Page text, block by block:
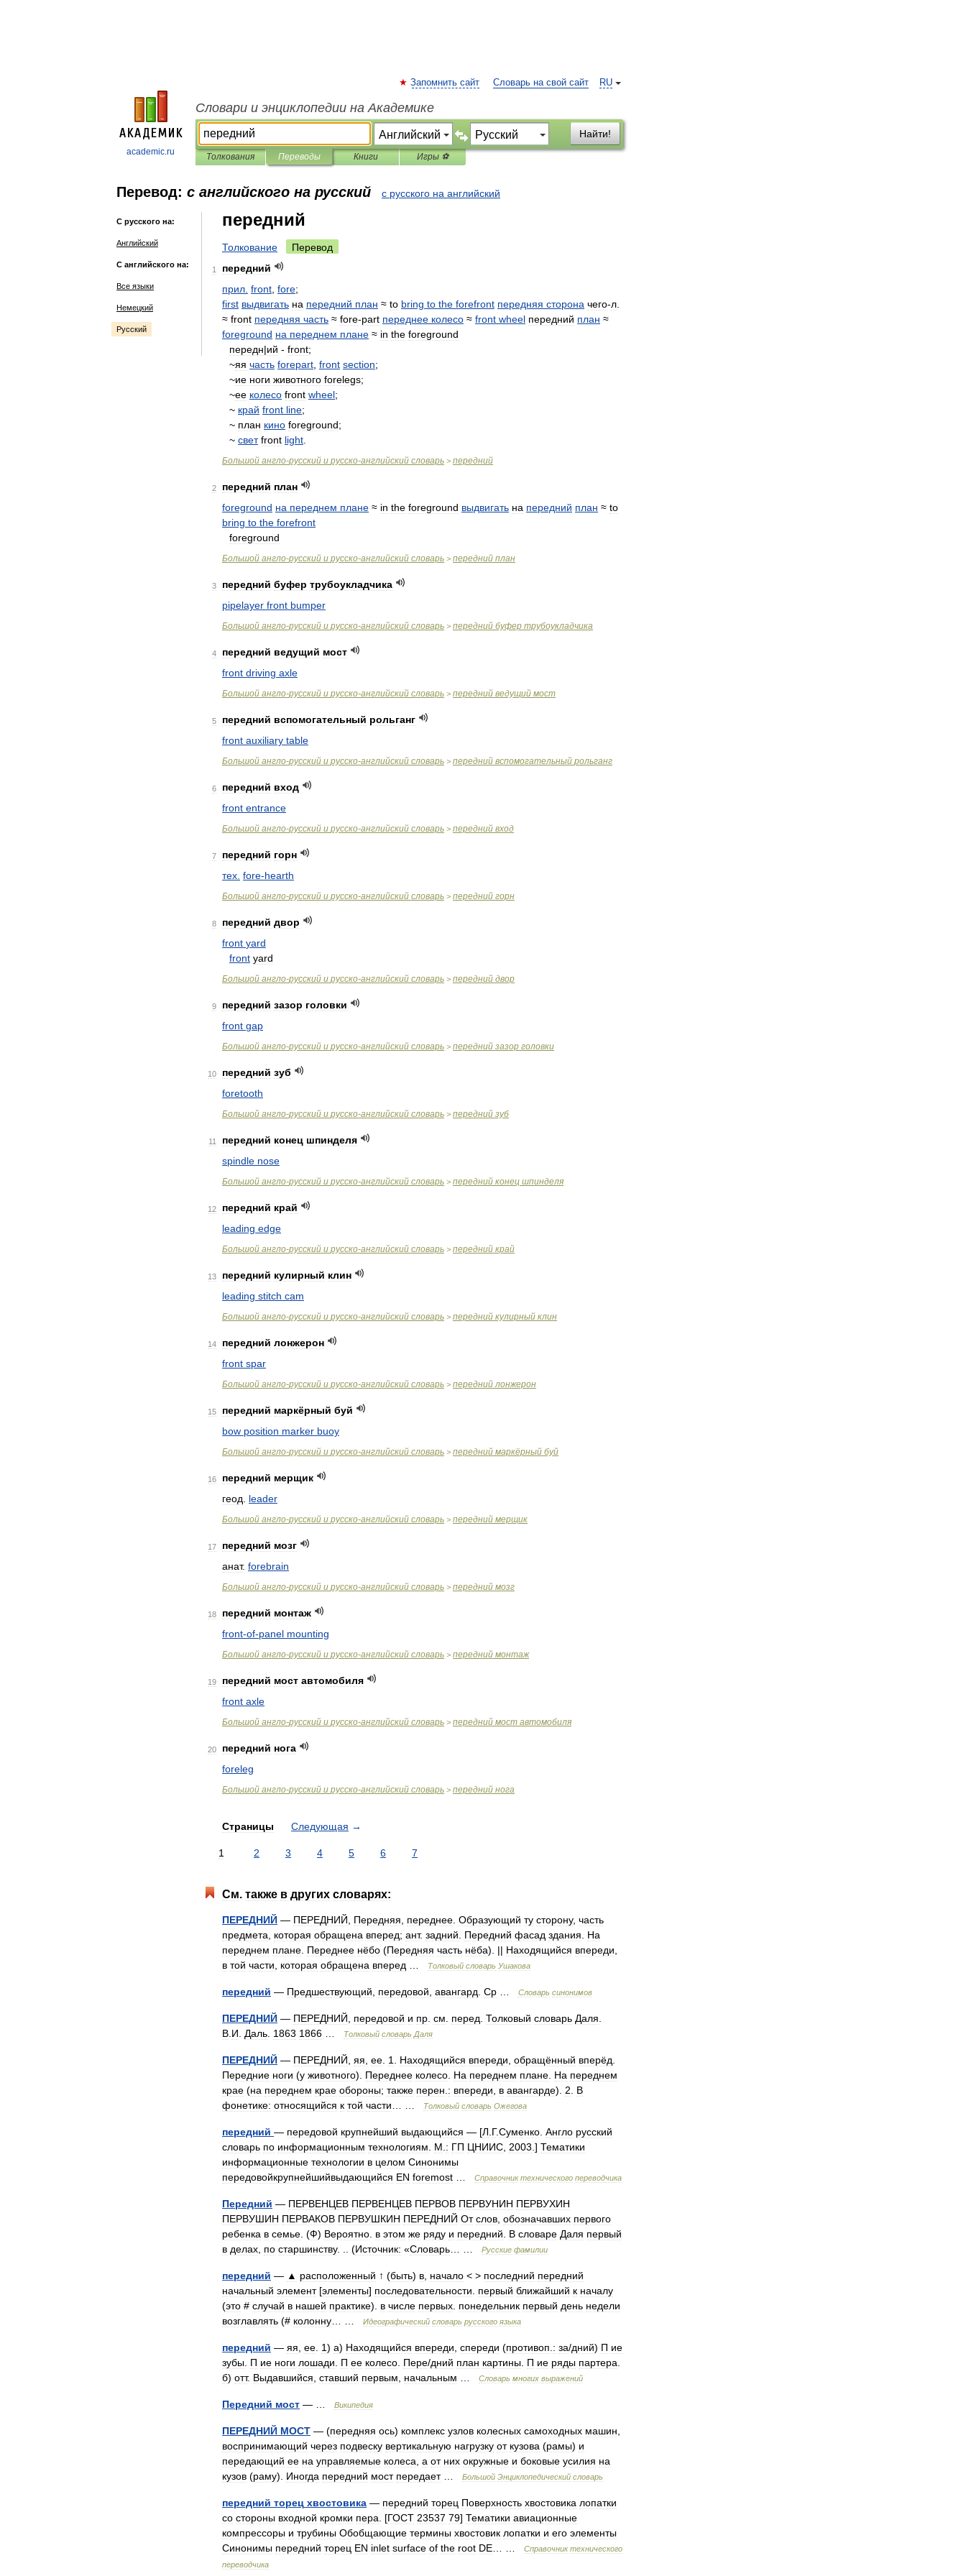
academic.ru
RU
Запомнить сайт Словарь на свой сайт
Словари и энциклопедии на Академике
Найти!
Толкования Переводы Книги Игры ⚽
Перевод: с английского на русский с русского на английский
С русского на:
Английский
С английского на:
Все языки
Немецкий
Русский
передний
Толкование Перевод
1
передний
прил front fore;
first выдвигать на передний план ≈ to bring to the forefront передняя сторона чего-л
≈ front передняя часть ≈ fore-part переднее колесо ≈ front wheel передний план ≈
foreground на переднем плане ≈ in the foreground
передн|ий - front;
~яя часть forepart front section;
~ие ноги животного forelegs;
~ee колесо front wheel;
~ край front line;
~ план кино foreground;
~ свет front light
Большой англо-русский и русско-английский словарь > передний
2 передний план
foreground на переднем плане ≈ in the foreground выдвигать на передний план ≈ to
bring to the forefront
foreground
Большой англо-русский и русско-английский словарь > передний план
3 передний буфер трубоукладчика
pipelayer front bumper
Большой англо-русский и русско-английский словарь > передний буфер трубоукладчика
4 передний ведущий мост
front driving axle
Большой англо-русский и русско-английский словарь > передний ведущий мост
5 передний вспомогательный рольганг
front auxiliary table
Большой англо-русский и русско-английский словарь > передний вспомогательный рольганг
6 передний вход
front entrance
Большой англо-русский и русско-английский словарь > передний вход
7 передний горн
тех fore-hearth
Большой англо-русский и русско-английский словарь > передний горн
8 передний двор
front yard
front yard
Большой англо-русский и русско-английский словарь > передний двор
9 передний зазор головки
front gap
Большой англо-русский и русско-английский словарь > передний зазор головки
10 передний зуб
foretooth
Большой англо-русский и русско-английский словарь > передний зуб
11 передний конец шпинделя
spindle nose
Большой англо-русский и русско-английский словарь > передний конец шпинделя
12 передний край
leading edge
Большой англо-русский и русско-английский словарь > передний край
13 передний кулирный клин
leading stitch cam
Большой англо-русский и русско-английский словарь > передний кулирный клин
14 передний лонжерон
front spar
Большой англо-русский и русско-английский словарь > передний лонжерон
15 передний маркёрный буй
bow position marker buoy
Большой англо-русский и русско-английский словарь > передний маркёрный буй
16 передний мерщик
геод
leader
Большой англо-русский и русско-английский словарь > передний мерщик
17 передний мозг
анат. forebrain
Большой англо-русский и русско-английский словарь > передний мозг
18 передний монтаж
front-of-panel mounting
Большой англо-русский и русско-английский словарь > передний монтаж
19 передний мост автомобиля
front axle
Большой англо-русский и русско-английский словарь > передний мост автомобиля
20 передний нога
foreleg
Большой англо-русский и русско-английский словарь > передний нога
Страницы Следующая →
1 2 3 4 5 6 7
См. также в других словарях:
ПЕРЕДНИЙ — ПЕРЕДНИЙ Передняя переднее Образующий ту сторону, часть
предмета
которая обращена вперед; ант. задний Передний фасад здания
На
переднем плане Переднее нёбо (Передняя часть нёба). || Находящийся впереди
в той части которая обращена вперед Толковый словарь Ушакова
передний — Предшествующий передовой авангард Ср Словарь синонимов
ПЕРЕДНИЙ — ПЕРЕДНИЙ передовой и пр см перед Толковый словарь Даля
В И Даль 1863 1866 Толковый словарь Даля
ПЕРЕДНИЙ — ПЕРЕДНИЙ яя ее 1 Находящийся впереди обращённый вперёд
Передние ноги (у животного). Переднее колесо На переднем плане На переднем
крае (на переднем крае обороны; также перен : впереди в авангарде). 2
В
фонетике: относящийся к той части Толковый словарь Ожегова
передний — передовой крупнейший выдающийся — [Л Г.Суменко Англо русский
словарь по информационным технологиям М : ГП ЦНИИС 2003 .] Тематики
информационные технологии в целом Синонимы
передовойкрупнейшийвыдающийся EN foremost Справочник технического переводчика
Передний — ПЕРВЕНЦЕВ ПЕРВЕНЦЕВ ПЕРВОВ ПЕРВУНИН ПЕРВУХИН
ПЕРВУШИН ПЕРВАКОВ ПЕРВУШКИН ПЕРЕДНИЙ От слов обозначавших первого
ребенка в семье . (Ф) Вероятно в этом же ряду и передний В словаре Даля первый
в делах по старшинству. .. (Источник: «Словарь Русские фамилии
передний — ▲ расположенный ↑ (быть) в начало < > последний передний
начальный элемент[элементы] последовательности первый ближайший к началу
(это # случай в нашей практике). в числе первых понедельник первый день недели
возглавлять (# колонну Идеографический словарь русского языка
передний — яя ее 1) а) Находящийся впереди спереди (противоп : за/дний) П ие
зубы П ие ноги лошади П ее колесо Пере/дний план картины П ие ряды партера
б) отт. Выдавшийся ставший первым начальным Словарь многих выражений
Передний мост — … Википедия
ПЕРЕДНИЙ МОСТ — (передняя ось) комплекс узлов колесных самоходных машин
воспринимающий через подвеску вертикальную нагрузку от кузова (рамы) и
передающий ее на управляемые колеса а от них окружные и боковые усилия на
кузов (раму). Иногда передний мост передает… Большой Энциклопедический словарь
передний торец хвостовика — передний торец Поверхность хвостовика лопатки
со стороны входной кромки пера . [ГОСТ 23537 79] Тематики авиационные
компрессоры и трубины Обобщающие термины хвостовик лопатки и его элементы
Синонимы передний торец EN inlet surface of the root DE Справочник технического
переводчика